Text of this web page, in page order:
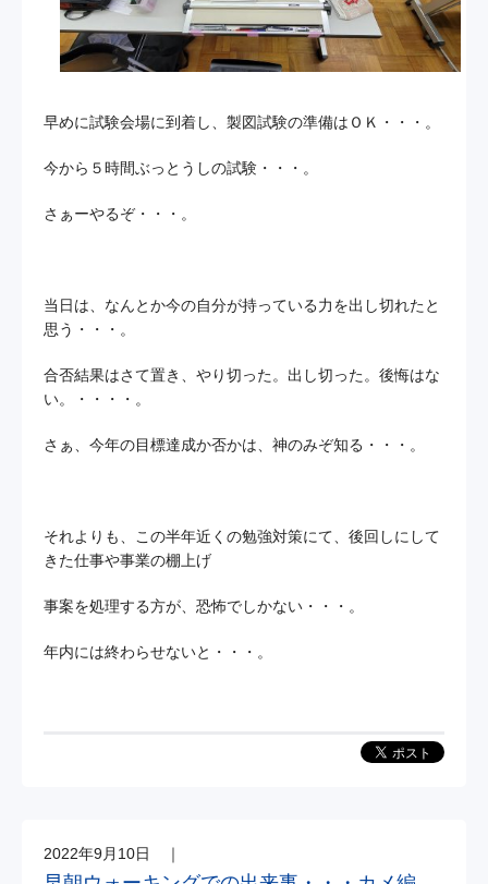
早めに試験会場に到着し、製図試験の準備はＯＫ・・・。
今から５時間ぶっとうしの試験・・・。
さぁーやるぞ・・・。
当日は、なんとか今の自分が持っている力を出し切れたと
思う・・・。
合否結果はさて置き、やり切った。出し切った。後悔はな
い。・・・・。
さぁ、今年の目標達成か否かは、神のみぞ知る・・・。
それよりも、この半年近くの勉強対策にて、後回しにして
きた仕事や事業の棚上げ
事案を処理する方が、恐怖でしかない・・・。
年内には終わらせないと・・・。
2022年9月10日 ｜